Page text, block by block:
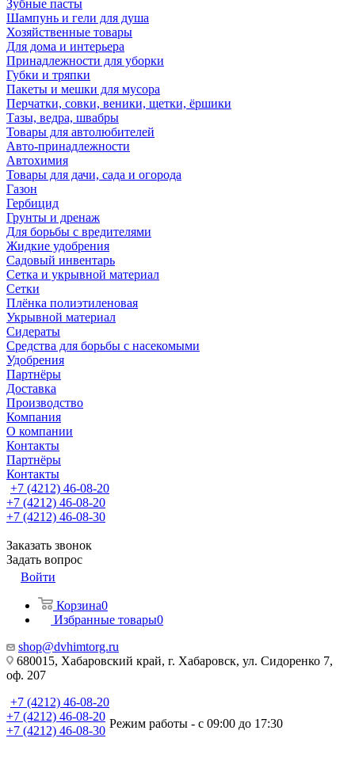
Зубные пасты
Шампунь и гели для душа
Хозяйственные товары
Для дома и интерьера
Принадлежности для уборки
Губки и тряпки
Пакеты и мешки для мусора
Перчатки, совки, веники, щетки, ёршики
Тазы, ведра, швабры
Товары для автолюбителей
Авто-принадлежности
Автохимия
Товары для дачи, сада и огорода
Газон
Гербицид
Грунты и дренаж
Для борьбы с вредителями
Жидкие удобрения
Садовый инвентарь
Сетка и укрывной материал
Сетки
Плёнка полиэтиленовая
Укрывной материал
Сидераты
Средства для борьбы с насекомыми
Удобрения
Партнёры
Доставка
Производство
Компания
О компании
Контакты
Партнёры
Контакты
+7 (4212) 46-08-20
+7 (4212) 46-08-20
+7 (4212) 46-08-30
Заказать звонок
Задать вопрос
Войти
Корзина0
Избранные товары0
shop@dvhimtorg.ru
680015, Хабаровский край, г. Хабаровск, ул. Сидоренко 7,
оф. 207
+7 (4212) 46-08-20
+7 (4212) 46-08-20
+7 (4212) 46-08-30
Режим работы - с 09:00 до 17:30